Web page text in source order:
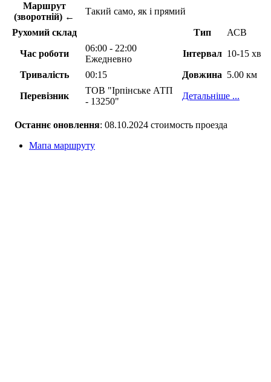
Маршрут
(зворотній) ←
Такий само, як і прямий
Рухомий склад Тип АСВ
Час роботи
06:00 - 22:00
Ежедневно
Інтервал 10-15 хв
Тривалість 00:15 Довжина 5.00 км
Перевізник
ТОВ "Ірпінське АТП
- 13250"
Детальніше ...
Останнє оновлення: 08.10.2024 стоимость проезда
Мапа маршруту